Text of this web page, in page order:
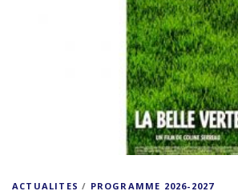
ACTUALITES / PROGRAMME 2026-2027